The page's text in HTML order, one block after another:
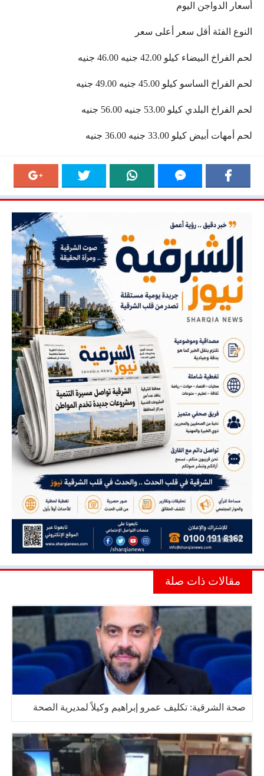
أسعار الدواجن اليوم
النوع الفئة أقل سعر أعلى سعر
لحم الفراخ البيضاء كيلو 42.00 جنيه 46.00 جنيه
لحم الفراخ الساسو كيلو 45.00 جنيه 49.00 جنيه
لحم الفراخ البلدي كيلو 53.00 جنيه 56.00 جنيه
لحم أمهات أبيض كيلو 33.00 جنيه 36.00 جنيه
مقالات ذات صلة
صحة الشرقية: تكليف عمرو إبراهيم وكيلاً لمديرية الصحة